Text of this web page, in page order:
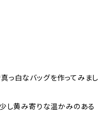
っ白なバッグを作ってみまし
し黄み寄りな温かみのある